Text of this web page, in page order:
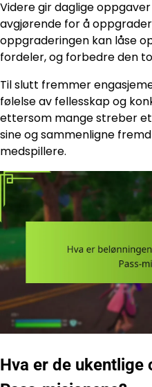
Videre gir daglige
avgjørende for å
oppgraderingen kan låse
fordeler, og forbedre den
Til slutt fremmer
følelse av fellesskap og
ettersom mange streber
sine og sammenligne
medspillere.
Hva er de ukentlige